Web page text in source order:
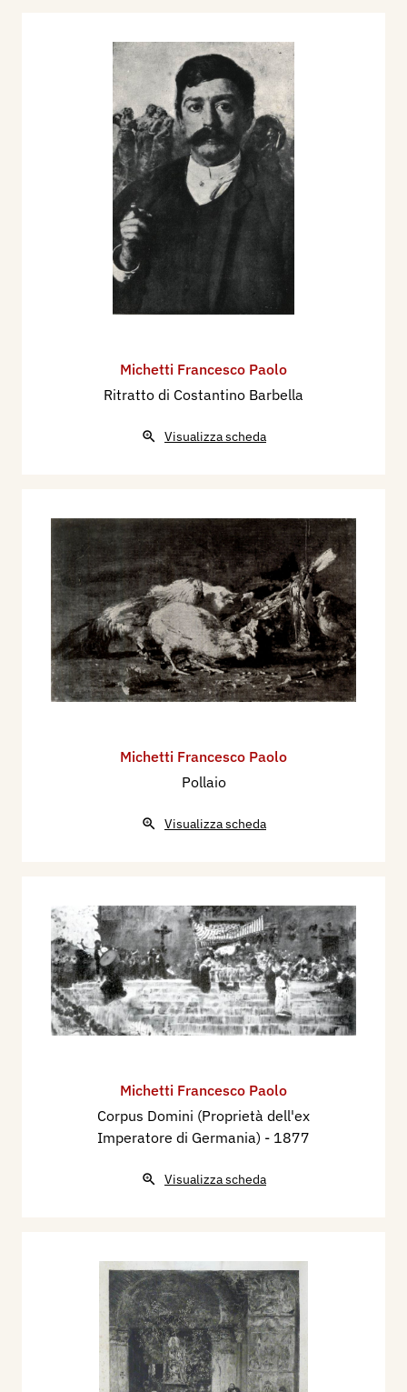
Michetti Francesco Paolo
Ritratto di Costantino Barbella
Visualizza scheda
Michetti Francesco Paolo
Pollaio
Visualizza scheda
Michetti Francesco Paolo
Corpus Domini (Proprietà dell'ex
Imperatore di Germania) - 1877
Visualizza scheda